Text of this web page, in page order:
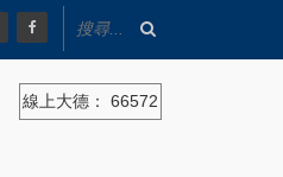
線上大德： 66572